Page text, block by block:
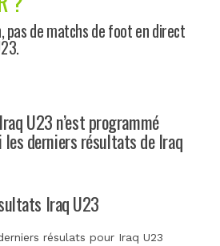
pas de matchs de foot en direct
U23 n’est programmé
les derniers résultats de Iraq
Iraq U23
résulats pour Iraq U23